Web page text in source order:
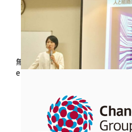
【Neuro Leadership Summit
無意識バイアスがシニア層の活
e-learningツール「ANGLE」無
【講演報告】営業マネジメントの